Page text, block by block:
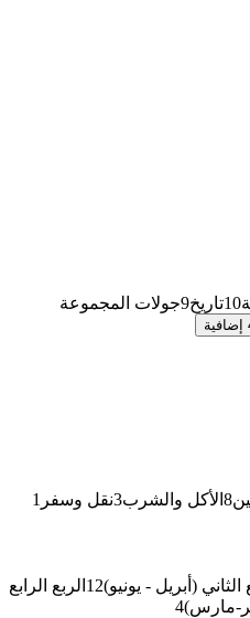
10تاريخ9جولات المجموعة
8 الأكل والشرب3نقل وسفر 1
الثاني (أبريل - يونيو)12 الربع الرابع
مارس)4